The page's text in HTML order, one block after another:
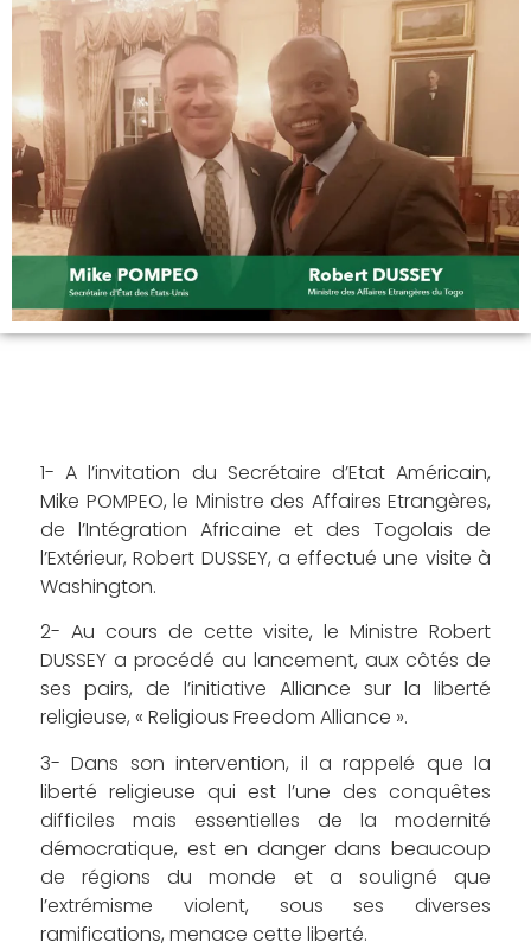
1- A l’invitation du Secrétaire d’Etat Américain,
Mike POMPEO, le Ministre des Affaires Etrangères,
de l’Intégration Africaine et des Togolais de
l’Extérieur, Robert DUSSEY, a effectué une visite à
Washington.
2- Au cours de cette visite, le Ministre Robert
DUSSEY a procédé au lancement, aux côtés de
ses pairs, de l’initiative Alliance sur la liberté
religieuse, « Religious Freedom Alliance ».
3- Dans son intervention, il a rappelé que la
liberté religieuse qui est l’une des conquêtes
difficiles mais essentielles de la modernité
démocratique, est en danger dans beaucoup
de régions du monde et a souligné que
l’extrémisme violent, sous ses diverses
ramifications, menace cette liberté.